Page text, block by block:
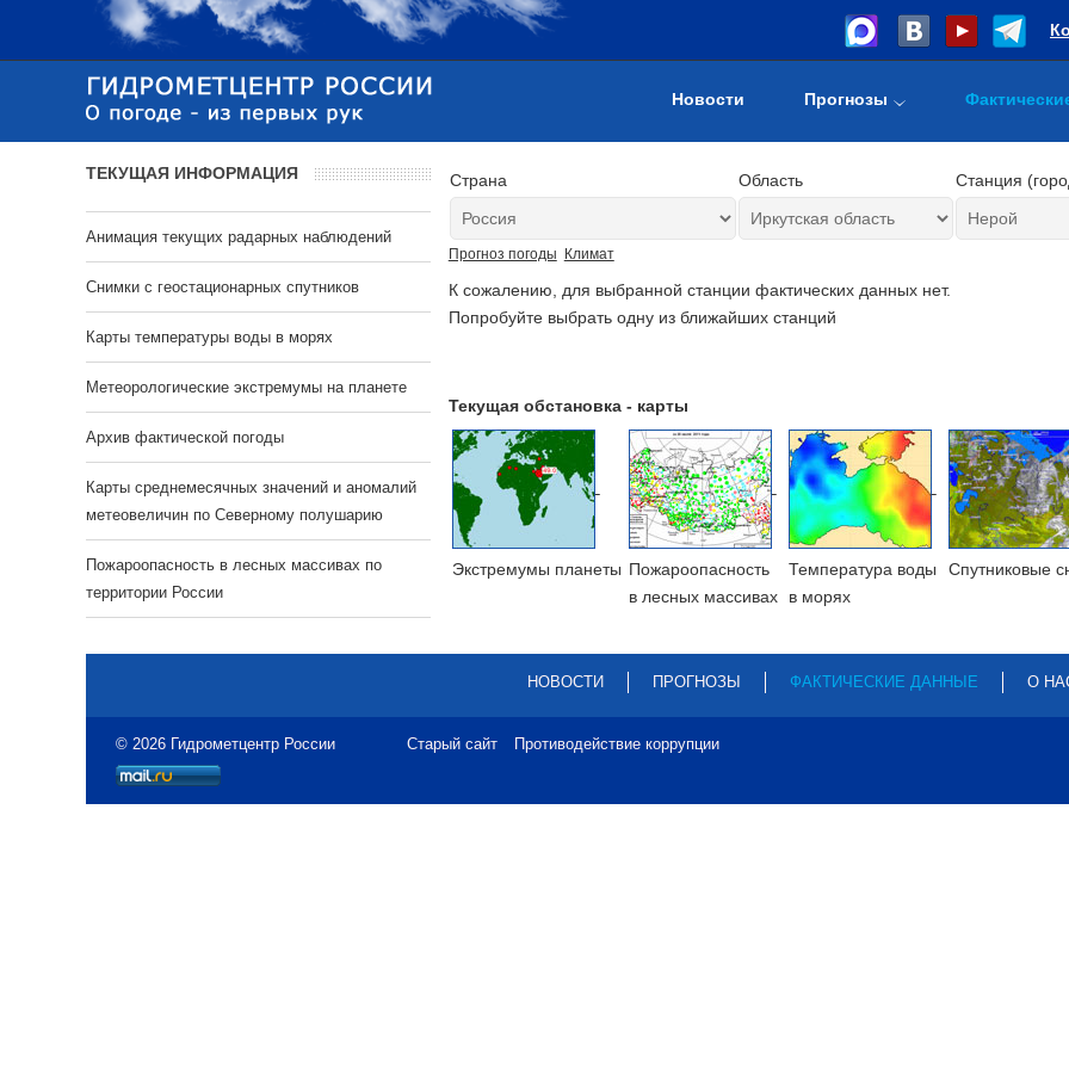
Новости Прогнозы
Страна Область Станция
Прогноз погоды Климат
К сожалению, для выбранной станции фактических данных нет.
Попробуйте выбрать одну из ближайших станций
Текущая обстановка - карты
Экстремумы планеты Пожароопасность
в лесных массивах
Температура воды
в морях
Cпутниковые
ТЕКУЩАЯ ИНФОРМАЦИЯ
Анимация текущих радарных наблюдений
Cнимки с геостационарных спутников
Карты температуры воды в морях
Метеорологические экстремумы на планете
Архив фактической погоды
Карты среднемесячных значений и аномалий
метеовеличин по Северному полушарию
Пожароопасность в лесных массивах по
территории России
НОВОСТИ ПРОГНОЗЫ ФАКТИЧЕСКИЕ ДАННЫЕ О
© 2026 Гидрометцентр России Старый сайт Противодействие коррупции